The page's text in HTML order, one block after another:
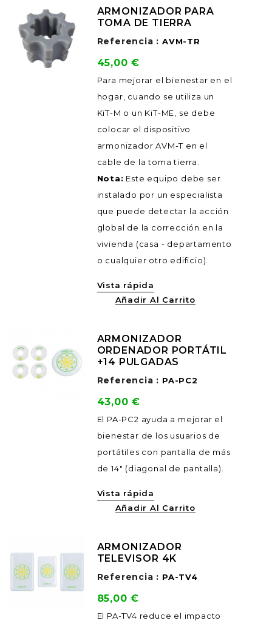
ARMONIZADOR PARA
TOMA DE TIERRA
Referencia : AVM-TR
Precio
45,00 €
Para mejorar el bienestar en el
hogar, cuando se utiliza un
KiT-M o un KiT-ME, se debe
colocar el dispositivo
armonizador AVM-T en el
cable de la toma tierra.
Nota: Este equipo debe ser
instalado por un especialista
que puede detectar la acción
global de la corrección en la
vivienda (casa - departamento
o cualquier otro edificio).
Vista rápida
Añadir Al Carrito
ARMONIZADOR
ORDENADOR PORTÁTIL
+14 PULGADAS
Referencia : PA-PC2
Precio
43,00 €
El PA-PC2 ayuda a mejorar el
bienestar de los usuarios de
portátiles con pantalla de más
de 14" (diagonal de pantalla).
Vista rápida
Añadir Al Carrito
ARMONIZADOR
TELEVISOR 4K
Referencia : PA-TV4
Precio
85,00 €
El PA-TV4 reduce el impacto